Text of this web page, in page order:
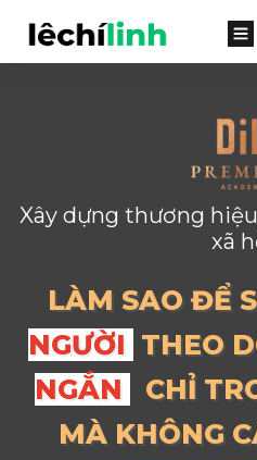
Xây dựng thương
xã
LÀM SAO ĐỂ
NGƯỜI THEO
NGẮN
CHỈ
MÀ KHÔNG